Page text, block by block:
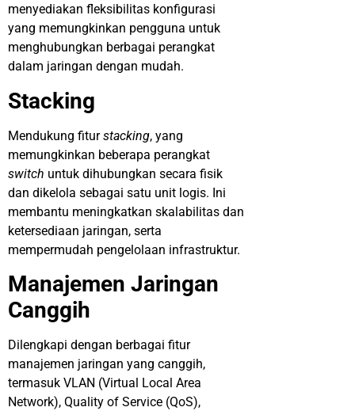
menyediakan fleksibilitas konfigurasi
yang memungkinkan pengguna untuk
menghubungkan berbagai perangkat
dalam jaringan dengan mudah.
Stacking
Mendukung fiturstacking, yang
memungkinkan beberapa perangkat
switch untuk dihubungkan secara fisik
dan dikelola sebagai satu unit logis. Ini
membantu meningkatkan skalabilitas dan
ketersediaan jaringan, serta
mempermudah pengelolaan infrastruktur.
Manajemen Jaringan
Canggih
Dilengkapi dengan berbagai fitur
manajemen jaringan yang canggih,
termasuk VLAN (Virtual Local Area
Network), Quality of Service (QoS),